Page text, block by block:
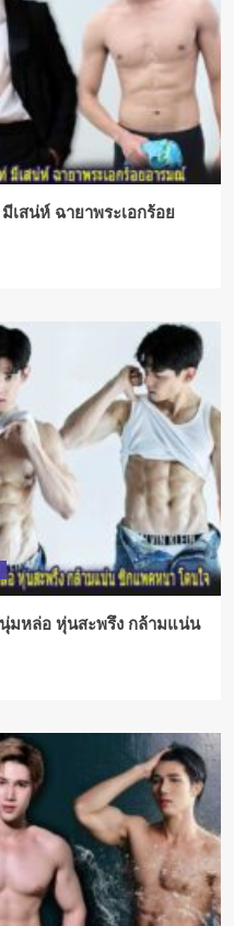
สน่ห์ ฉายาพระเอกร้อย
มหล่อ หุ่นสะพรึง กล้ามแน่น